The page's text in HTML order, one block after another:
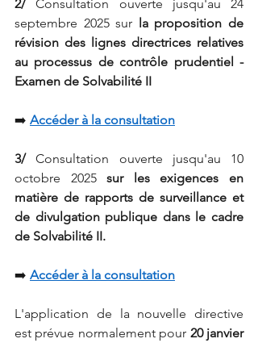
2/
Consultation ouverte jusqu'au 24
septembre 2025 sur
la proposition de
révision des lignes directrices relatives
au processus de contrôle prudentiel -
Examen de Solvabilité II
➡️ Accéder à la consultation
3/
Consultation ouverte jusqu'au 10
octobre 2025
sur les exigences en
matière de rapports de surveillance et
de divulgation publique dans le cadre
de Solvabilité II.
➡️ Accéder à la consultation
L'application de la nouvelle directive
est prévue normalement pour 20 janvier